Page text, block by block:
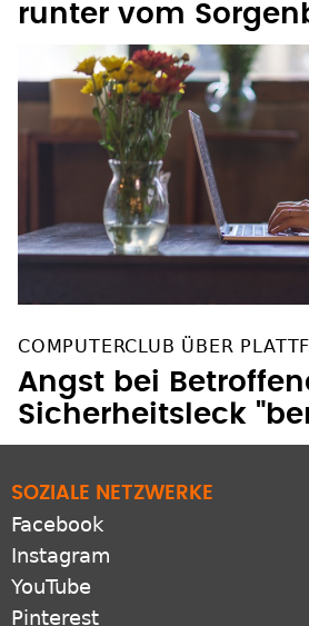
Angst bei
Sicherheitsleck
SOZIALE NETZWERKE
Instagram
YouTube
Pinterest
Bluesky
X